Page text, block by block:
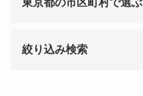
東京都の市区町村で選ぶ
絞り込み検索